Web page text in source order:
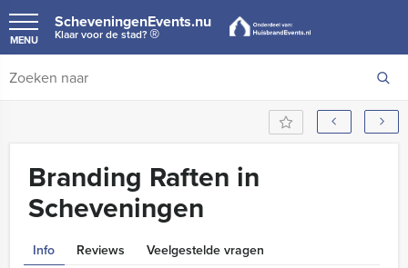
ScheveningenEvents.nu
Klaar voor de stad?®
MENU
Branding Raften in
Scheveningen
Info Reviews Veelgestelde vragen